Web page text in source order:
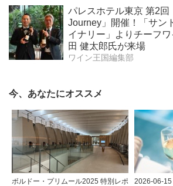
パレスホテル東京 第2回
Journey」開催！「サン
イナリー」よりチーフ
田 健太郎氏が来場
ワイン王国編集部
今、あなたにオススメ
ボルドー・プリムール2025 特別レポ
2026-06-15